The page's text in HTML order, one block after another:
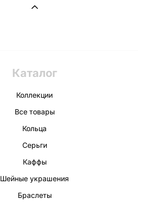
Каталог
Коллекции
Все товары
Кольца
Серьги
Каффы
Шейные украшения
Браслеты